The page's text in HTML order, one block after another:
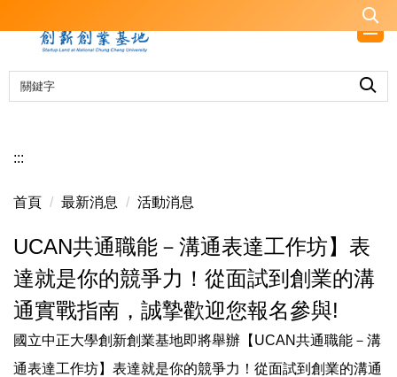
到
要
內
:::
首頁 最新消息 活動消息
UCAN共通職能－溝通表達工作坊】表
達就是你的競爭力！從面試到創業的溝
通實戰指南，誠摯歡迎您報名參與!
國立中正大學創新創業基地即將舉辦【UCAN共通職能－溝
通表達工作坊】表達就是你的競爭力！從面試到創業的溝通